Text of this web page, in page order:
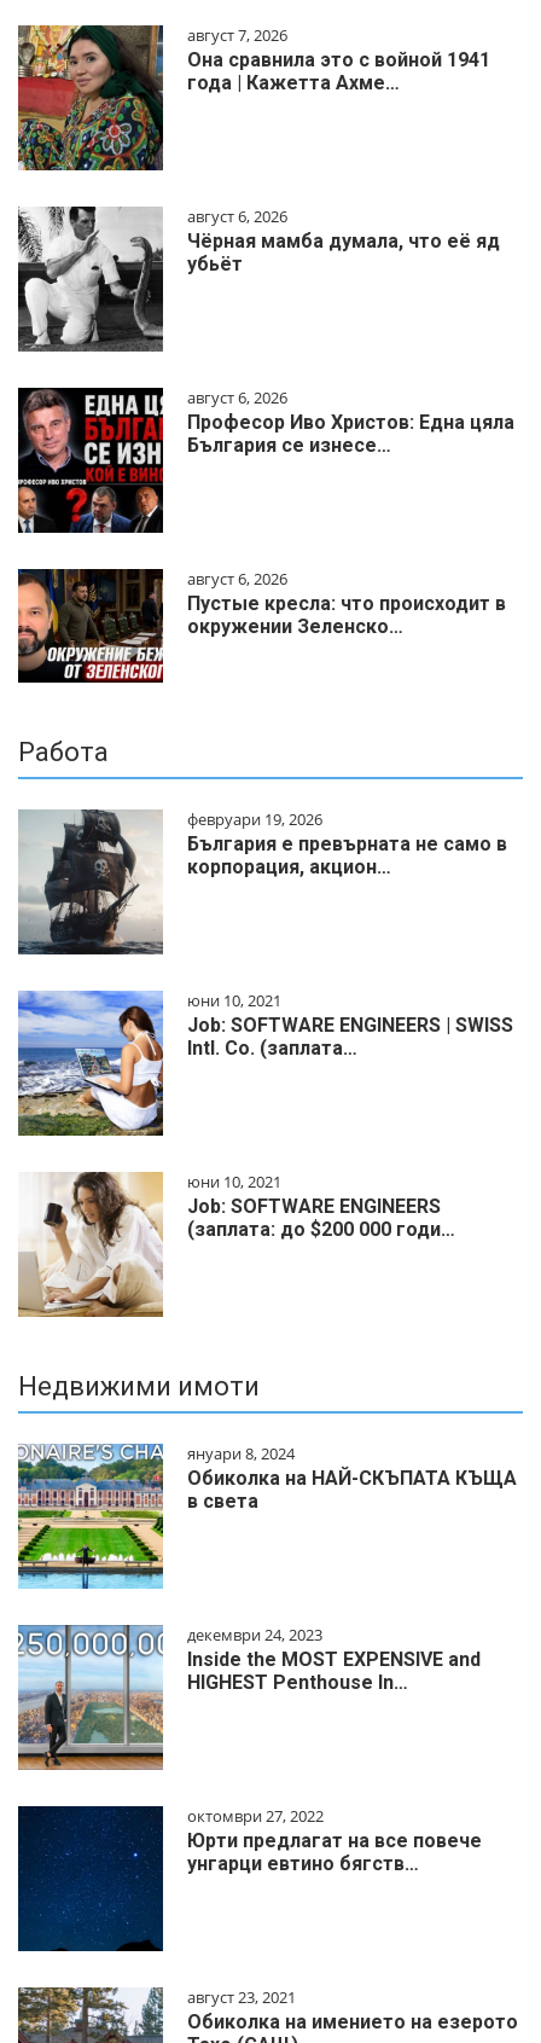
август 7, 2026
Она сравнила это с войной 1941
года | Кажетта Ахме…
август 6, 2026
Чёрная мамба думала, что её яд
убьёт
август 6, 2026
Професор Иво Христов: Една цяла
България се изнесе…
август 6, 2026
Пустые кресла: что происходит в
окружении Зеленско…
Работа
февруари 19, 2026
България е превърната не само в
корпорация, акцион…
юни 10, 2021
Job: SOFTWARE ENGINEERS | SWISS
Intl. Co. (заплата…
юни 10, 2021
Job: SOFTWARE ENGINEERS
(заплата: до $200 000 годи…
Недвижими имоти
януари 8, 2024
Обиколка на НАЙ-СКЪПАТА КЪЩА
в света
декември 24, 2023
Inside the MOST EXPENSIVE and
HIGHEST Penthouse In…
октомври 27, 2022
Юрти предлагат на все повече
унгарци евтино бягств…
август 23, 2021
Обиколка на имението на езерото